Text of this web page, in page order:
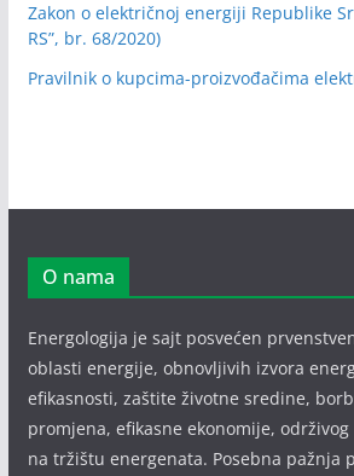
Zakon o električnoj energiji Republike
RS”, br. 68/2020)
Pravilnik o kupcima-proizvođačima
O nama
Energologija je sajt posvećen
oblasti energije, obnovljivih izvora
efikasnosti, zaštite životne sredine,
promjena, efikasne ekonomije,
na tržištu energenata. Posebna pažnja